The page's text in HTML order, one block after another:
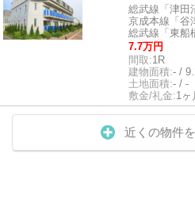
総武線「津田
京成本線「谷
総武線「東船
7.7万円
間取:1R
建物面積:- /
土地面積:- / -
敷金/礼金:1ヶ
近くの物件